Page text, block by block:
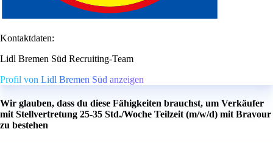
Kontaktdaten:
Lidl Bremen Süd Recruiting-Team
Profil von Lidl Bremen Süd anzeigen
Wir glauben, dass du diese Fähigkeiten brauchst, um Verkäufer
mit Stellvertretung 25-35 Std./Woche Teilzeit (m/w/d) mit Bravour
zu bestehen